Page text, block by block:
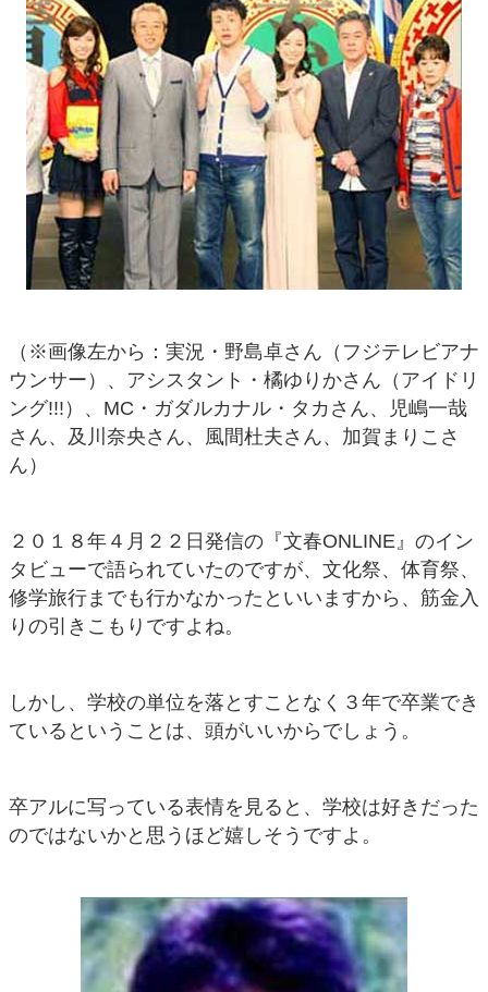
（※画像左から：実況・野島卓さん（フジテレビアナ
ウンサー）、アシスタント・橘ゆりかさん（アイドリ
ング!!!）、MC・ガダルカナル・タカさん、児嶋一哉
さん、及川奈央さん、風間杜夫さん、加賀まりこさ
ん）
２０１８年４月２２日発信の『文春ONLINE』のイン
タビューで語られていたのですが、文化祭、体育祭、
修学旅行までも行かなかったといいますから、筋金入
りの引きこもりですよね。
しかし、学校の単位を落とすことなく３年で卒業でき
ているということは、頭がいいからでしょう。
卒アルに写っている表情を見ると、学校は好きだった
のではないかと思うほど嬉しそうですよ。